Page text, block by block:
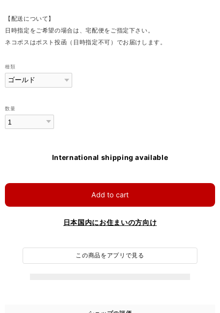
【配送について】
日時指定をご希望の場合は、宅配便をご指定下さい。
ネコポスはポスト投函（日時指定不可）でお届けします。
種類
数量
International shipping available
Add to cart
日本国内にお住まいの方向け
この商品をアプリで見る